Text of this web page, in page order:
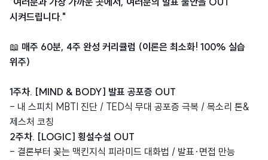
시켜드립니다."
📖 매주 60분, 4주 완성 커리큘럼 (이론은 최소화! 100% 실습
위주)
1주차. [MIND & BODY] 발표 공포증 OUT
- 내 스피치 MBTI 진단 / TED식 무대 공포증 극복 / 목소리 톤&
제스처 코칭
2주차. [LOGIC] 횡설수설 OUT
- 결론부터 꽂는 맥킨지식 피라미드 대화법 / 발표·면접 만능